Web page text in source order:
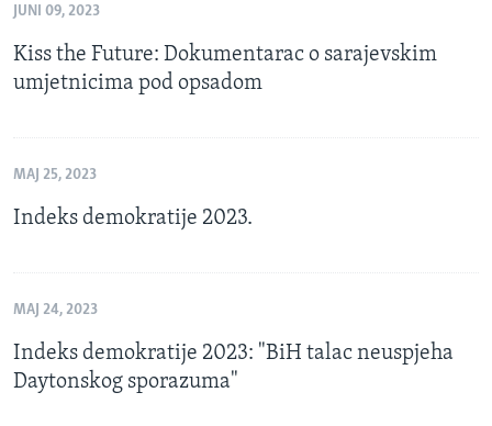
JUNI 09, 2023
Kiss the Future: Dokumentarac o sarajevskim
umjetnicima pod opsadom
MAJ 25, 2023
Indeks demokratije 2023.
MAJ 24, 2023
Indeks demokratije 2023: "BiH talac neuspjeha
Daytonskog sporazuma"